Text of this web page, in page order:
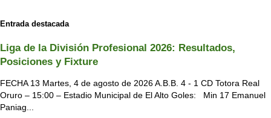
Entrada destacada
Liga de la División Profesional 2026: Resultados,
Posiciones y Fixture
FECHA 13 Martes, 4 de agosto de 2026 A.B.B. 4 - 1 CD Totora Real
Oruro – 15:00 – Estadio Municipal de El Alto Goles: Min 17 Emanuel
Paniag...